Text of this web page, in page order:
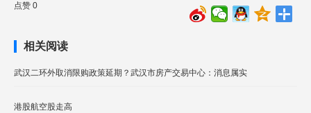
点赞 0
相关阅读
武汉二环外取消限购政策延期？武汉市房产交易中心：消息属实
港股航空股走高